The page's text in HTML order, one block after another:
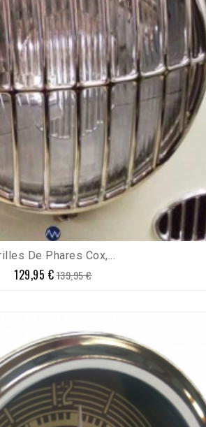
De Phares Cox,...
Prix
129,95 € Prix
de
139,95 €